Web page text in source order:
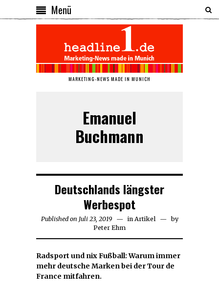
Menü
MARKETING-NEWS MADE IN MUNICH
Emanuel
Buchmann
Deutschlands längster
Werbespot
Published on Juli 23, 2019Juli
25,
2019
in Artikel
by
Peter Ehm
Radsport und nix Fußball: Warum immer
mehr deutsche Marken bei der Tour de
France mitfahren.